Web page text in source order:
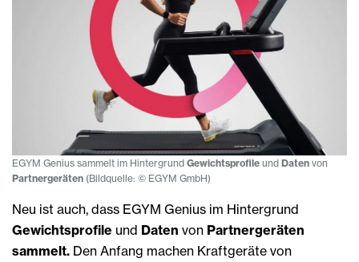
EGYM Genius sammelt im Hintergrund Gewichtsprofile und Daten von
Partnergeräten (Bildquelle: © EGYM GmbH)
Neu ist auch, dass EGYM Genius im Hintergrund
Gewichtsprofile und Daten von Partnergeräten
sammelt. Den Anfang machen Kraftgeräte von